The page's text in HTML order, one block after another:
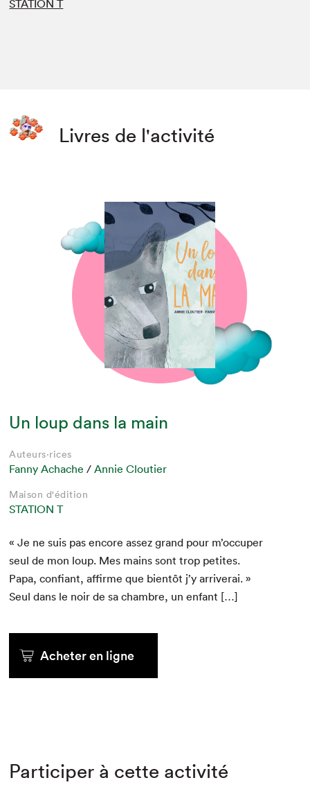
STATION T
Livres de l'activité
Un loup dans la main
Auteurs·rices
Fanny Achache /Annie Cloutier
Maison d'édition
STATION T
« Je ne suis pas encore assez grand pour m’occuper
seul de mon loup. Mes mains sont trop petites.
Papa, con­fi­ant, affirme que bien­tôt j’y arriverai. »
Seul dans le noir de sa cham­bre, un enfant […]
Acheter en ligne
Participer à cette activité